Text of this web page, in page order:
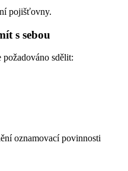
pojišťovny.
s sebou
sdělit:
oznamovací povinnosti